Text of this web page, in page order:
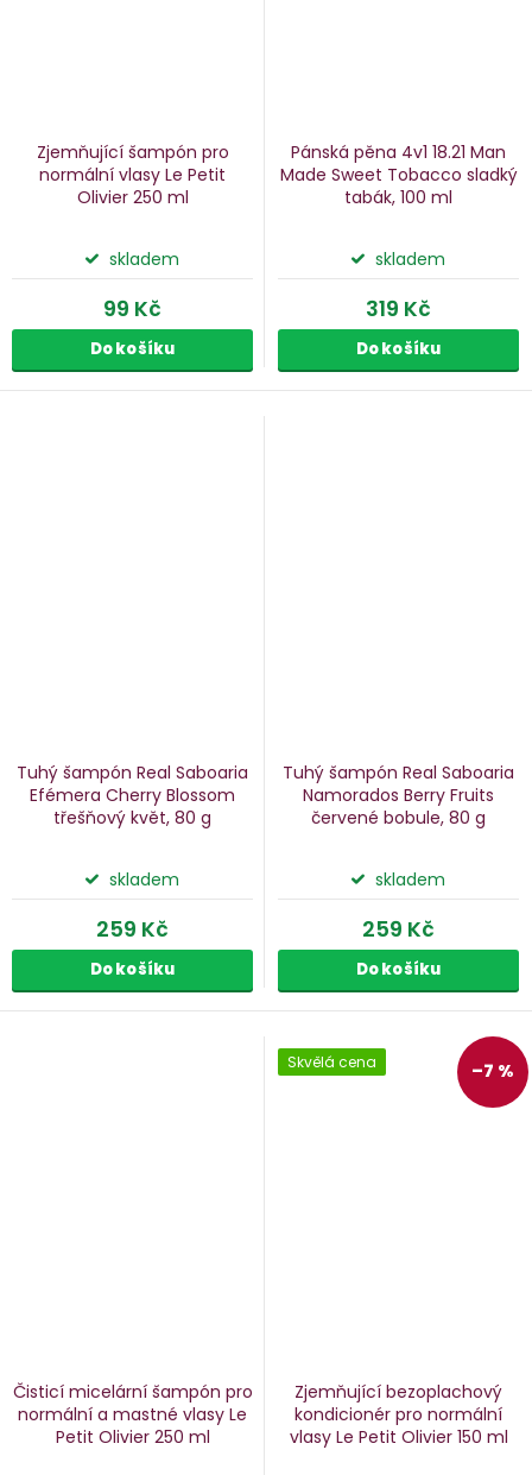
Zjemňující šampón pro
normální vlasy Le Petit
Olivier 250 ml
skladem
99 Kč
Do košíku
Pánská pěna 4v1 18.21 Man
Made Sweet Tobacco sladký
tabák, 100 ml
skladem
319 Kč
Do košíku
Tuhý šampón Real Saboaria
Efémera Cherry Blossom
třešňový květ, 80 g
skladem
259 Kč
Do košíku
Tuhý šampón Real Saboaria
Namorados Berry Fruits
červené bobule, 80 g
skladem
259 Kč
Do košíku
Čisticí micelární šampón pro
normální a mastné vlasy Le
Petit Olivier 250 ml
Skvělá cena –7 %
Zjemňující bezoplachový
kondicionér pro normální
vlasy Le Petit Olivier 150 ml